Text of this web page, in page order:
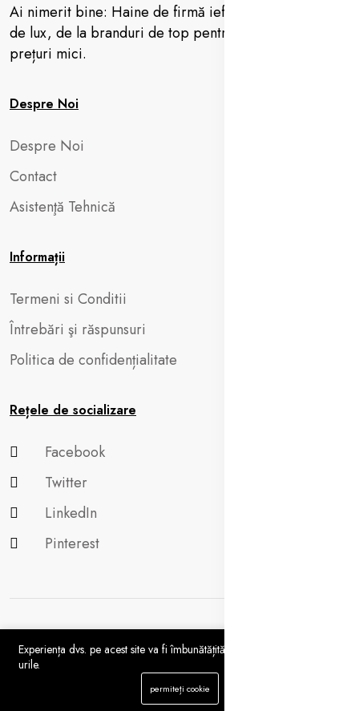
Ai nimerit bine: Haine de firmă ieftine, vestimentație
de lux, de la branduri de top pentru femei, barbați la
prețuri mici.
Despre Noi
Despre Noi
Contact
Asistenţă Tehnică
Informații
Termeni si Conditii
Întrebări şi răspunsuri
Politica de confidențialitate
Rețele de socializare
Facebook
Twitter
LinkedIn
Pinterest
Copyright 2024 © Aluxuria.com All rights reserved.
Categorie
Aprecieri
Experiența dvs. pe acest site va fi îmbunătățită dacă permiteți cookie-
urile.
permiteți cookie